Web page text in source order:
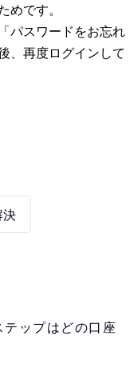
めです。
パスワードをお忘れ
、再度ログインして
決
ップはどの口座